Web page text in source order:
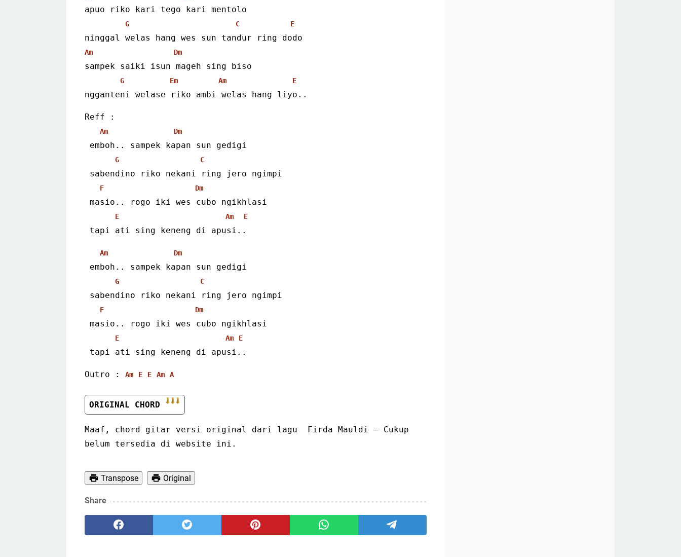
apuo riko kari tego kari mentolo
G C E
ninggal welas hang wes sun tandur ring dodo
Am Dm
sampek saiki isun mageh sing biso
G Em Am E
ngganteni welase riko ambi welas hang liyo..
Reff :
Am Dm
emboh.. sampek kapan sun gedigi
G C
sabendino riko nekani ring jero ngimpi
F Dm
masio.. rogo iki wes cubo ngikhlasi
E Am E
tapi ati sing keneng di apusi..
Am Dm
emboh.. sampek kapan sun gedigi
G C
sabendino riko nekani ring jero ngimpi
F Dm
masio.. rogo iki wes cubo ngikhlasi
E Am E
tapi ati sing keneng di apusi..
Outro : Am E E Am A
ORIGINAL CHORD
Maaf, chord gitar versi original dari lagu  Firda Mauldi – Cukup
belum tersedia di website ini.
Transpose Original
Share